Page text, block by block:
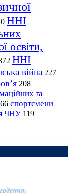
ННІ
освіти,
ННІ
війна 227
208
та
спортсмени
ЧНУ 119